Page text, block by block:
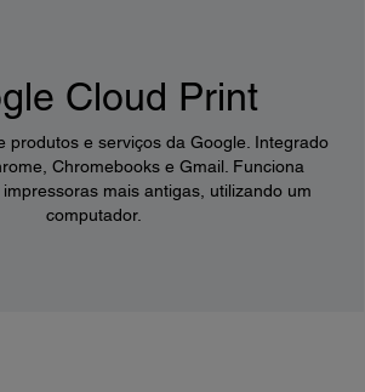
Cloud Print
produtos e serviços da Google. Integrado
Chromebooks e Gmail. Funciona
mais antigas, utilizando um
computador.